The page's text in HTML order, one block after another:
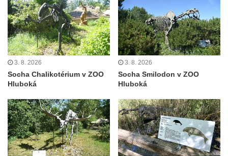
ZOO Dresden
Socha světce severně od Lužce nad
Vltavou
Pamětní kámen revitalizace Vltavy Vraňany
– Hořín u Lužce nad Vltavou
Strom svobody a památník 100 let republiky
Boží muka v parku před domem čp. 17 v
Hrobčicích
Sochy „Klaun a dívenka“ v parku v centru
Hrobčic
3. 8. 2026
Socha Chalikotérium v ZOO
Hluboká
3. 8. 2026
Socha Smilodon v ZOO
Hluboká